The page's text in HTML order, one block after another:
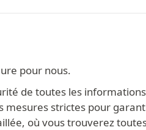
pour nous.
de toutes les
strictes pour
où vous trouverez